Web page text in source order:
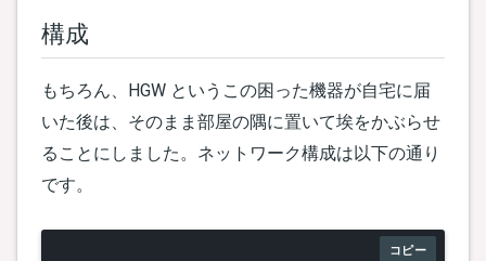
構成
もちろん、HGW というこの困った機器が自宅に届
いた後は、そのまま部屋の隅に置いて埃をかぶらせ
ることにしました。ネットワーク構成は以下の通り
です。
コピー